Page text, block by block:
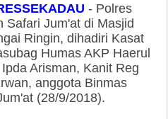
- Polres
Safari Jum'at di Masjid
Ringin, dihadiri Kasat
Humas AKP Haerul
Arisman, Kanit Reg
anggota Binmas
(28/9/2018).